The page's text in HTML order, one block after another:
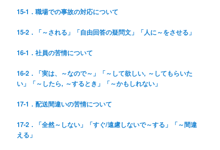
15-1．職場での事故の対応について
15-2．「～される」「自由回答の疑問文」「人に～をさせる」
16-1．社員の苦情について
16-2．「実は、～なので～」「～して欲しい, ～してもらいた
い」「～したら, ～するとき」「～かもしれない」
17-1．配送間違いの苦情について
17-2．「全然～しない」「すぐ/遠慮しないで～する」「～間違
える」